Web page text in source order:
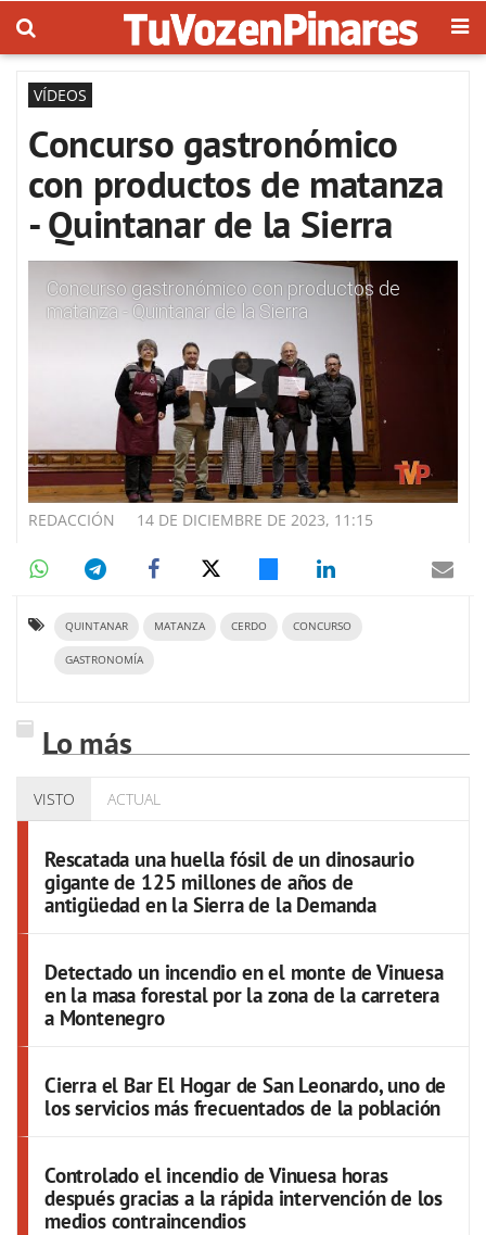
VÍDEOS
Concurso gastronómico
con productos de matanza
- Quintanar de la Sierra
Concurso gastronómico con productos de
matanza - Quintanar de la Sierra
14 DE DICIEMBRE DE 2023, 11:15
REDACCIÓN
QUINTANAR MATANZA CERDO CONCURSO
GASTRONOMÍA
Lo más
VISTO ACTUAL
Rescatada una huella fósil de un dinosaurio
gigante de 125 millones de años de
antigüedad en la Sierra de la Demanda
Detectado un incendio en el monte de Vinuesa
en la masa forestal por la zona de la carretera
a Montenegro
Cierra el Bar El Hogar de San Leonardo, uno de
los servicios más frecuentados de la población
Controlado el incendio de Vinuesa horas
después gracias a la rápida intervención de los
medios contraincendios